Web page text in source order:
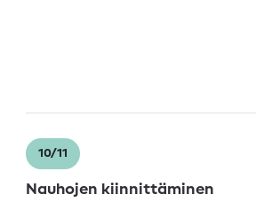
10/11
Nauhojen kiinnittäminen